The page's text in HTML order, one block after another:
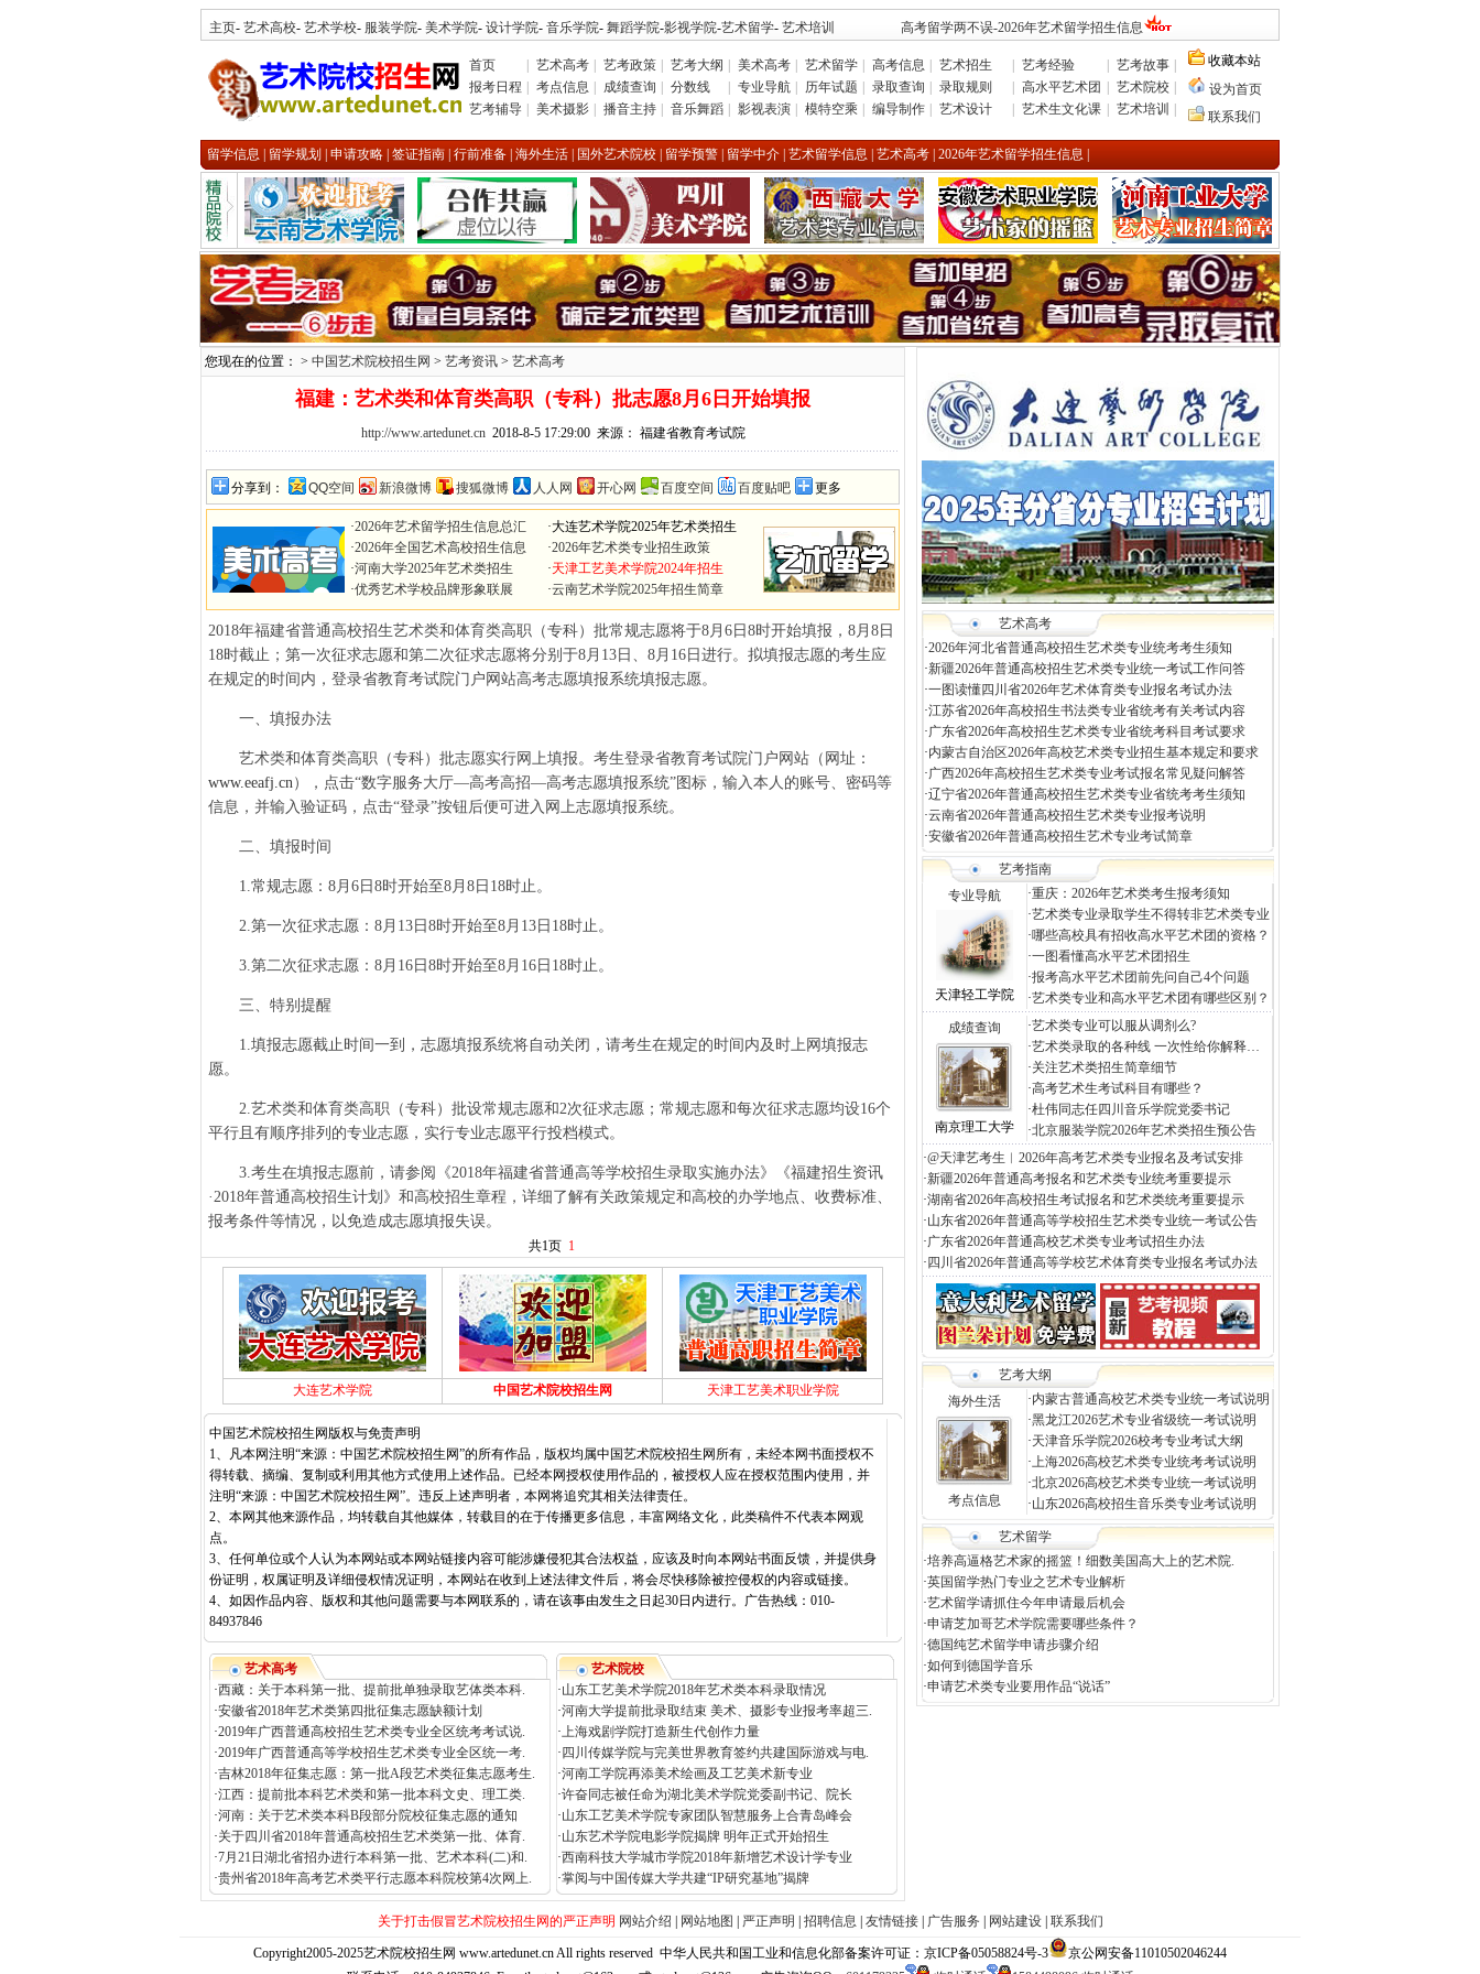
主页- 艺术高校- 艺术学校- 服装学院- 美术学院- 设计学院- 音乐学院- 舞蹈学院-影视学院-艺术留学- 艺术培训 高考留学两不误-2026年艺术留学招生信息
首页 艺术高考 艺考政策 艺考大纲 美术高考 艺术留学 高考信息 艺术招生 艺考经验 艺考故事
报考日程
考点信息 成绩查询 分数线 专业导航 历年试题 录取查询 录取规则 高水平艺术团 艺术院校
艺考辅导
美术摄影 播音主持 音乐舞蹈 影视表演 模特空乘 编导制作 艺术设计 艺术生文化课 艺术培训
收藏本站
设为首页
联系我们
留学信息 留学规划 申请攻略 签证指南 行前准备 海外生活 国外艺术院校 留学预警 留学中介 艺术留学信息 艺术高考 2026年艺术留学招生信息
您现在的位置： > 中国艺术院校招生网 > 艺考资讯 > 艺术高考
福建：艺术类和体育类高职（专科）批志愿8月6日开始填报
http://www.artedunet.cn2018-8-5 17:29:00 来源： 福建省教育考试院
分享到： QQ空间 新浪微博 搜狐微博 人人网 开心网 百度空间 百度贴吧 更多
·2026年艺术留学招生信息总汇
·2026年全国艺术高校招生信息
·河南大学2025年艺术类招生
·优秀艺术学校品牌形象联展
·大连艺术学院2025年艺术类招生
·2026年艺术类专业招生政策
·天津工艺美术学院2024年招生
·云南艺术学院2025年招生简章
2018年福建省普通高校招生艺术类和体育类高职（专科）批常规志愿将于8月6日8时开始填报，8月8日
18时截止；第一次征求志愿和第二次征求志愿将分别于8月13日、8月16日进行。拟填报志愿的考生应
在规定的时间内，登录省教育考试院门户网站高考志愿填报系统填报志愿。
一、填报办法
艺术类和体育类高职（专科）批志愿实行网上填报。考生登录省教育考试院门户网站（网址：
www.eeafj.cn），点击“数字服务大厅—高考高招—高考志愿填报系统”图标，输入本人的账号、密码等
信息，并输入验证码，点击“登录”按钮后便可进入网上志愿填报系统。
二、填报时间
1.常规志愿：8月6日8时开始至8月8日18时止。
2.第一次征求志愿：8月13日8时开始至8月13日18时止。
3.第二次征求志愿：8月16日8时开始至8月16日18时止。
三、特别提醒
1.填报志愿截止时间一到，志愿填报系统将自动关闭，请考生在规定的时间内及时上网填报志
愿。
2.艺术类和体育类高职（专科）批设常规志愿和2次征求志愿；常规志愿和每次征求志愿均设16个
平行且有顺序排列的专业志愿，实行专业志愿平行投档模式。
3.考生在填报志愿前，请参阅《2018年福建省普通高等学校招生录取实施办法》《福建招生资讯
·2018年普通高校招生计划》和高校招生章程，详细了解有关政策规定和高校的办学地点、收费标准、
报考条件等情况，以免造成志愿填报失误。
共1页 1
大连艺术学院 中国艺术院校招生网 天津工艺美术职业学院
中国艺术院校招生网版权与免责声明
1、凡本网注明“来源：中国艺术院校招生网”的所有作品，版权均属中国艺术院校招生网所有，未经本网书面授权不
得转载、摘编、复制或利用其他方式使用上述作品。已经本网授权使用作品的，被授权人应在授权范围内使用，并
注明“来源：中国艺术院校招生网”。违反上述声明者，本网将追究其相关法律责任。
2、本网其他来源作品，均转载自其他媒体，转载目的在于传播更多信息，丰富网络文化，此类稿件不代表本网观
点。
3、任何单位或个人认为本网站或本网站链接内容可能涉嫌侵犯其合法权益，应该及时向本网站书面反馈，并提供身
份证明，权属证明及详细侵权情况证明，本网站在收到上述法律文件后，将会尽快移除被控侵权的内容或链接。
4、如因作品内容、版权和其他问题需要与本网联系的，请在该事由发生之日起30日内进行。广告热线：010-
84937846
艺术高考
·西藏：关于本科第一批、提前批单独录取艺体类本科.
·安徽省2018年艺术类第四批征集志愿缺额计划
·2019年广西普通高校招生艺术类专业全区统考考试说.
·2019年广西普通高等学校招生艺术类专业全区统一考.
·吉林2018年征集志愿：第一批A段艺术类征集志愿考生.
·江西：提前批本科艺术类和第一批本科文史、理工类.
·河南：关于艺术类本科B段部分院校征集志愿的通知
·关于四川省2018年普通高校招生艺术类第一批、体育.
·7月21日湖北省招办进行本科第一批、艺术本科(二)和.
·贵州省2018年高考艺术类平行志愿本科院校第4次网上.
艺术院校
·山东工艺美术学院2018年艺术类本科录取情况
·河南大学提前批录取结束 美术、摄影专业报考率超三.
·上海戏剧学院打造新生代创作力量
· 四川传媒学院与完美世界教育签约共建国际游戏与电.
·河南工学院再添美术绘画及工艺美术新专业
·许奋同志被任命为湖北美术学院党委副书记、院长
·山东工艺美术学院专家团队智慧服务上合青岛峰会
·山东艺术学院电影学院揭牌 明年正式开始招生
·西南科技大学城市学院2018年新增艺术设计学专业
·掌阅与中国传媒大学共建“IP研究基地”揭牌
艺术高考
·2026年河北省普通高校招生艺术类专业统考考生须知
·新疆2026年普通高校招生艺术类专业统一考试工作问答
·一图读懂四川省2026年艺术体育类专业报名考试办法
·江苏省2026年高校招生书法类专业省统考有关考试内容
·广东省2026年高校招生艺术类专业省统考科目考试要求
·内蒙古自治区2026年高校艺术类专业招生基本规定和要求
·广西2026年高校招生艺术类专业考试报名常见疑问解答
·辽宁省2026年普通高校招生艺术类专业省统考考生须知
·云南省2026年普通高校招生艺术类专业报考说明
·安徽省2026年普通高校招生艺术专业考试简章
艺考指南
专业导航
天津轻工学院
·重庆：2026年艺术类考生报考须知
·艺术类专业录取学生不得转非艺术类专业
·哪些高校具有招收高水平艺术团的资格？
·一图看懂高水平艺术团招生
·报考高水平艺术团前先问自己4个问题
·艺术类专业和高水平艺术团有哪些区别？
成绩查询
南京理工大学
·艺术类专业可以服从调剂么?
·艺术类录取的各种线 一次性给你解释…
·关注艺术类招生简章细节
·高考艺术生考试科目有哪些？
·杜伟同志任四川音乐学院党委书记
·北京服装学院2026年艺术类招生预公告
·@天津艺考生︱2026年高考艺术类专业报名及考试安排
·新疆2026年普通高考报名和艺术类专业统考重要提示
·湖南省2026年高校招生考试报名和艺术类统考重要提示
·山东省2026年普通高等学校招生艺术类专业统一考试公告
·广东省2026年普通高校艺术类专业考试招生办法
· 四川省2026年普通高等学校艺术体育类专业报名考试办法
艺考大纲
海外生活
考点信息
·内蒙古普通高校艺术类专业统一考试说明
·黑龙江2026艺术专业省级统一考试说明
·天津音乐学院2026校考专业考试大纲
·上海2026高校艺术类专业统考考试说明
·北京2026高校艺术类专业统一考试说明
·山东2026高校招生音乐类专业考试说明
艺术留学
·培养高逼格艺术家的摇篮！细数美国高大上的艺术院.
·英国留学热门专业之艺术专业解析
·艺术留学请抓住今年申请最后机会
·申请芝加哥艺术学院需要哪些条件？
·德国纯艺术留学申请步骤介绍
·如何到德国学音乐
·申请艺术类专业要用作品“说话”
关于打击假冒艺术院校招生网的严正声明 网站介绍 网站地图 严正声明 招聘信息 友情链接| 广告服务 网站建设| 联系我们
Copyright2005-2025艺术院校招生网 www.artedunet.cn All rights reserved 中华人民共和国工业和信息化部备案许可证：京ICP备05058824号-3
京公网安备11010502046244